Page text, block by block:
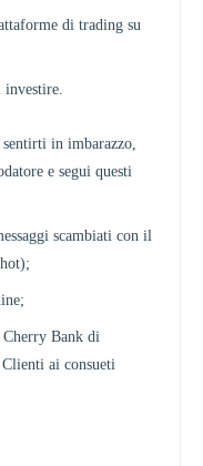
di trading su
investire.
in imbarazzo,
e segui questi
scambiati con il
Bank di
ai consueti